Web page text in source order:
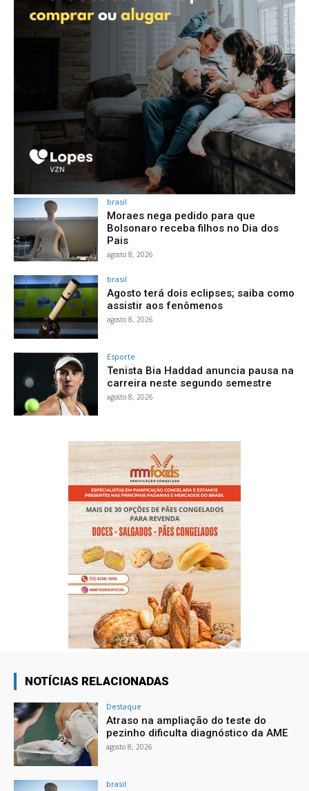
brasil
Moraes nega pedido para que
Bolsonaro receba filhos no Dia dos
Pais
agosto 8, 2026
brasil
Agosto terá dois eclipses; saiba como
assistir aos fenômenos
agosto 8, 2026
Esporte
Tenista Bia Haddad anuncia pausa na
carreira neste segundo semestre
agosto 8, 2026
NOTÍCIAS RELACIONADAS
Destaque
Atraso na ampliação do teste do
pezinho dificulta diagnóstico da AME
agosto 8, 2026
brasil